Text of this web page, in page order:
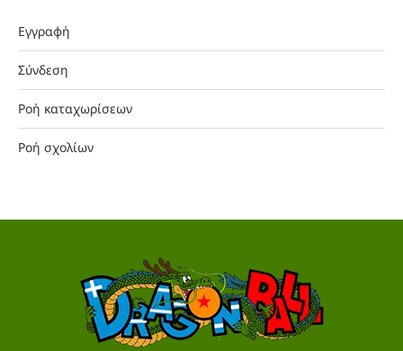
Εγγραφή
Σύνδεση
Ροή καταχωρίσεων
Ροή σχολίων